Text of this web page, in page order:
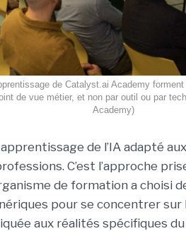
de Catalyst.ai Academy
de vue métier, et non par outil ou par
Academy)
de l’IA adapté
C’est l’approche
de formation a choisi
pour se concentrer sur
aux réalités spécifiques